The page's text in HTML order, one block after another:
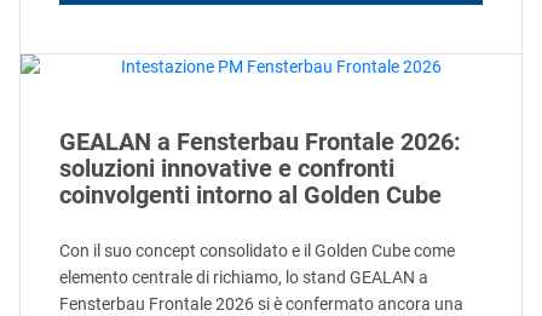
GEALAN a Fensterbau Frontale 2026:
soluzioni innovative e confronti
coinvolgenti intorno al Golden Cube
Con il suo concept consolidato e il Golden Cube come
elemento centrale di richiamo, lo stand GEALAN a
Fensterbau Frontale 2026 si è confermato ancora una